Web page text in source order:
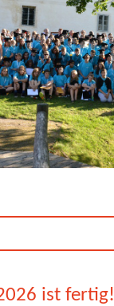
ist fertig!